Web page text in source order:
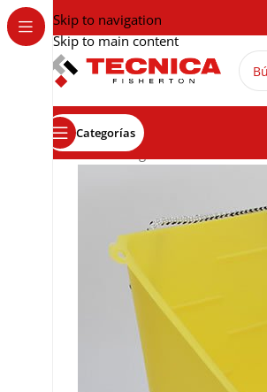
Skip to navigation
Skip to main content
Categorías
Inicio El Galgo